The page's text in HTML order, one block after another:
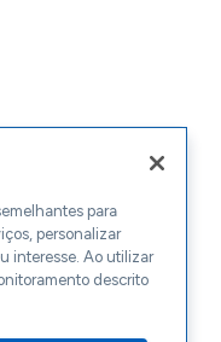
para
personalizar
interesse. Ao utilizar
descrito